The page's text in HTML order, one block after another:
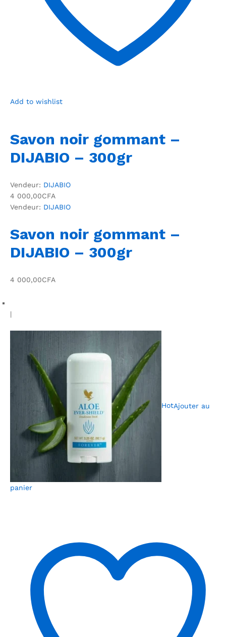
Add to wishlist
Savon noir gommant –
DIJABIO – 300gr
Vendeur: DIJABIO
4 000,00CFA
Vendeur: DIJABIO
Savon noir gommant –
DIJABIO – 300gr
4 000,00CFA
|
HotAjouter au
panier